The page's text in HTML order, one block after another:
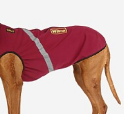
Kundenbewertungen